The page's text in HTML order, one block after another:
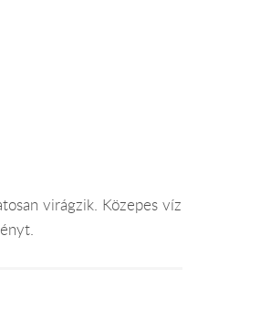
virágzik. Közepes víz